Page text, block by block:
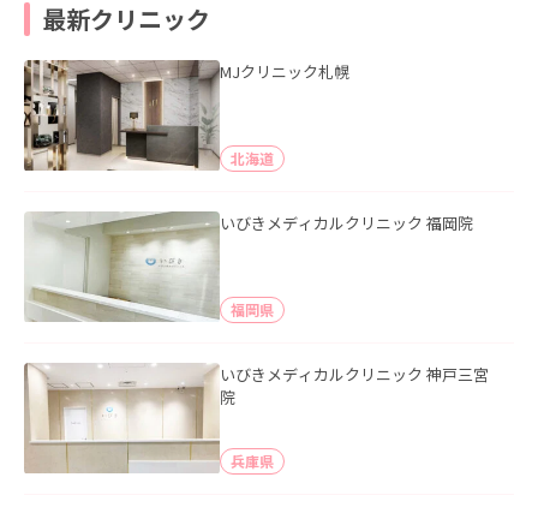
最新クリニック
MJクリニック札幌
北海道
いびきメディカルクリニック 福岡院
福岡県
いびきメディカルクリニック 神戸三宮
院
兵庫県